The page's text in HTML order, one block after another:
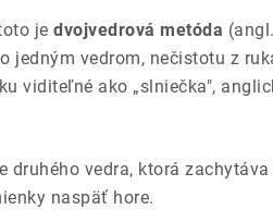
je dvojvedrová metóda (angl.
jedným vedrom, nečistotu z
viditeľné ako „slniečka",
druhého vedra, ktorá
naspäť hore.